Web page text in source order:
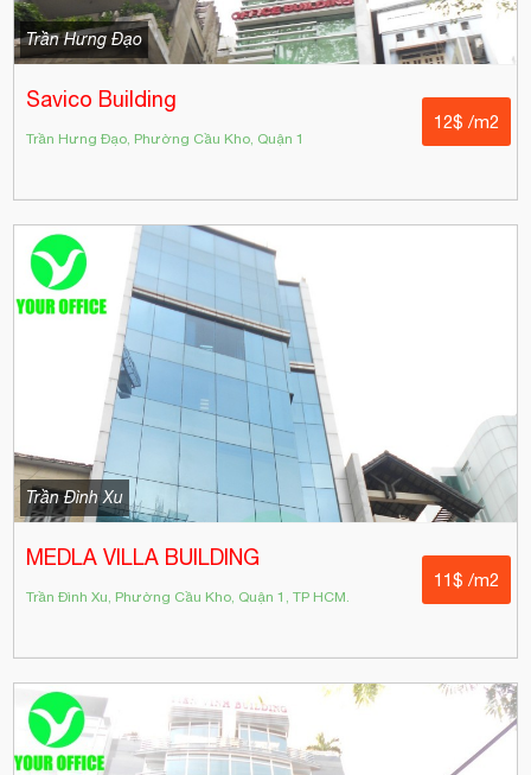
Trần Hưng Đạo
Savico Building
Trần Hưng Đạo, Phường Cầu Kho, Quận 1
12$ /m2
Trần Đình Xu
MEDLA VILLA BUILDING
Trần Đình Xu, Phường Cầu Kho, Quận 1, TP HCM.
11$ /m2